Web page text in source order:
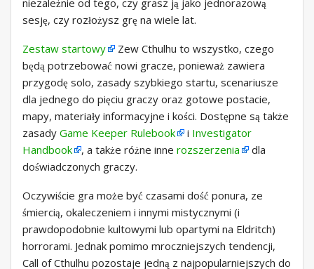
niezależnie od tego, czy grasz ją jako jednorazową
sesję, czy rozłożysz grę na wiele lat.
Zestaw startowy
Zew Cthulhu to wszystko, czego
będą potrzebować nowi gracze, ponieważ zawiera
przygodę solo, zasady szybkiego startu, scenariusze
dla jednego do pięciu graczy oraz gotowe postacie,
mapy, materiały informacyjne i kości. Dostępne są także
zasady Game Keeper Rulebook i Investigator
Handbook
, a także różne inne rozszerzenia
dla
doświadczonych graczy.
Oczywiście gra może być czasami dość ponura, ze
śmiercią, okaleczeniem i innymi mistycznymi (i
prawdopodobnie kultowymi lub opartymi na Eldritch)
horrorami. Jednak pomimo mroczniejszych tendencji,
Call of Cthulhu pozostaje jedną z najpopularniejszych do